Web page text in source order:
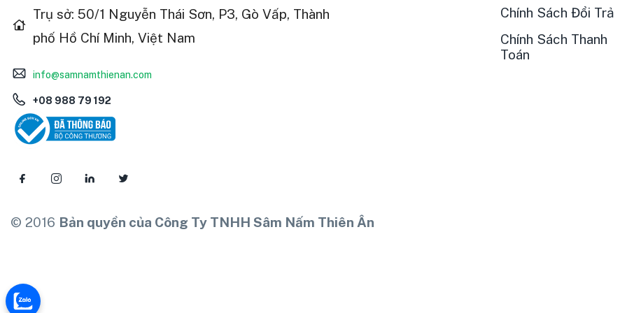
Trụ sở: 50/1 Nguyễn Thái Sơn, P3, Gò Vấp, Thành
phố Hồ Chí Minh, Việt Nam
info@samnamthienan.com
+08 988 79 192
Chính Sách Đổi Trả
Chính Sách Thanh
Toán
© 2016 Bản quyền của Công Ty TNHH Sâm Nấm Thiên Ân